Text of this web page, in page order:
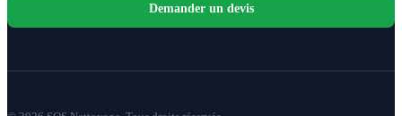
Demander un devis